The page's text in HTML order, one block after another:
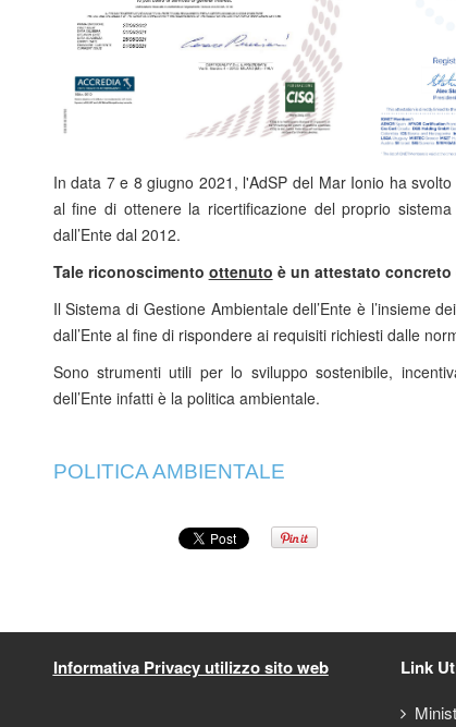
In data 7 e 8 giugno 2021, l'AdSP del Mar Ionio ha
al fine di ottenere la ricertificazione del proprio
dall’Ente dal 2012.
Tale riconoscimento ottenuto è un attestato concreto
Il Sistema di Gestione Ambientale dell’Ente è l’insieme
dall’Ente al fine di rispondere ai requisiti richiesti dalle
Sono strumenti utili per lo sviluppo sostenibile,
dell’Ente infatti è la politica ambientale.
POLITICA AMBIENTALE
Informativa Privacy utilizzo sito web Link